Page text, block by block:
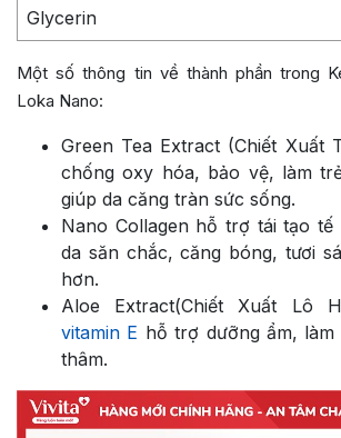
Glycerin
Một số thông tin về thành phần trong
Loka Nano:
Green Tea Extract (Chiết Xuất
chống oxy hóa, bảo vệ, làm
giúp da căng tràn sức sống.
Nano Collagen hỗ trợ tái tạo tế
da săn chắc, căng bóng, tươi
hơn.
Aloe Extract(Chiết Xuất Lô
vitamin E hỗ trợ dưỡng ẩm,
thâm.